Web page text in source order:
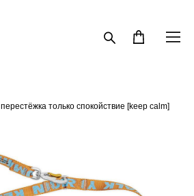
перестёжка только спокойствие [keep calm]